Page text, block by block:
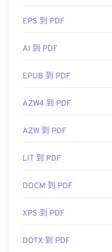
EPS 到 PDF
AI 到 PDF
EPUB 到 PDF
AZW4 到 PDF
AZW 到 PDF
LIT 到 PDF
DOCM 到 PDF
XPS 到 PDF
DOTX 到 PDF